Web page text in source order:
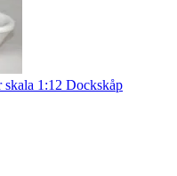
1:12 Dockskåp